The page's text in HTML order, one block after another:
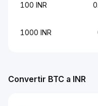
Convertir BTC a INR
100 INR
1000 INR